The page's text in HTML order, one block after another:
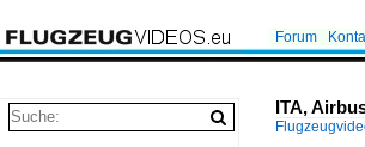
Forum
ITA,